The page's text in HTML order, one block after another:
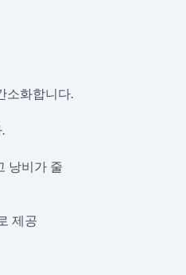
소화합니다.
낭비가 줄
제공